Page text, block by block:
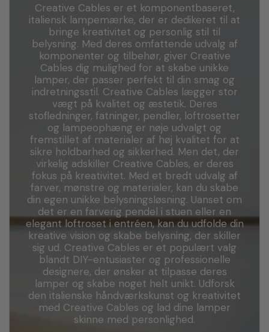
Creative Cables er et komponentbaseret,
italiensk lampemærke, der er dedikeret til at
bringe kreativitet og personlig stil til
belysning. Med deres omfattende udvalg af
komponenter og tilbehør, giver Creative
Cables dig mulighed for at skabe unikke
lamper, der passer perfekt til din smag og
indretningsstil. Creative Cables lægger stor
vægt på kvalitet og æstetik. Deres
stofledninger, fatninger, pendler, loftrosetter
og lampeophæng er nøje udvalgt og
fremstillet af materialer af høj kvalitet for at
sikre holdbarhed og sikkerhed. Men det, der
virkelig adskiller Creative Cables, er deres
fokus på kreativitet. Med et bredt udvalg af
farver, mønstre og materialer, kan du skabe
din egen unikke belysningsløsning. Uanset om
det er en farverig pendel i stuen eller en
elegant loftroset i entréen, kan du udfolde din
kreative vision og skabe belysning, der skiller
sig ud. Creative Cables er et populært valg
blandt DIY-entusiaster og professionelle
designere, der ønsker at tilpasse deres
lamper og skabe noget helt unikt. Udforsk
den italienske håndværkskunst og kreativitet
med Creative Cables og lad dine lamper
skinne med personlighed.